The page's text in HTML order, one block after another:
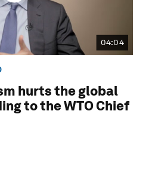
04:04
hurts the global
to the WTO Chief